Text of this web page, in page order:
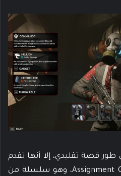
طور قصة تقليدي، إلا أنها تقدم
طورًا يُعرف باسم Assignment Campaign، وهو سلسلة من